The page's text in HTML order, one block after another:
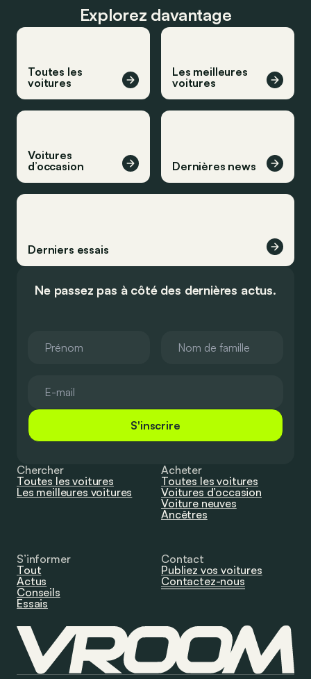
Explorez davantage
Toutes les
voitures
Les meilleures
voitures
Voitures
d’occasion
Dernières news
Derniers essais
Ne passez pas à côté des dernières actus.
S'inscrire
Chercher
Toutes les voitures
Les meilleures voitures
Acheter
Toutes les voitures
Voitures d’occasion
Voiture neuves
Ancêtres
S’informer
Tout
Actus
Conseils
Essais
Contact
Publiez vos voitures
Contactez-nous